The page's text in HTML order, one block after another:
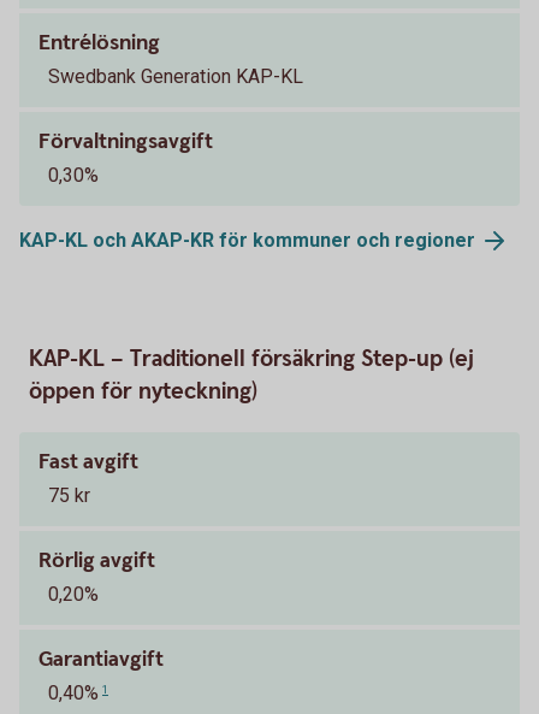
Entrélösning
Swedbank Generation KAP-KL
Förvaltningsavgift
0,30%
KAP-KL och AKAP-KR för kommuner och regioner
KAP-KL – Traditionell försäkring Step-up (ej
öppen för nyteckning)
Fast avgift
75 kr
Rörlig avgift
0,20%
Garantiavgift
0,40% 1